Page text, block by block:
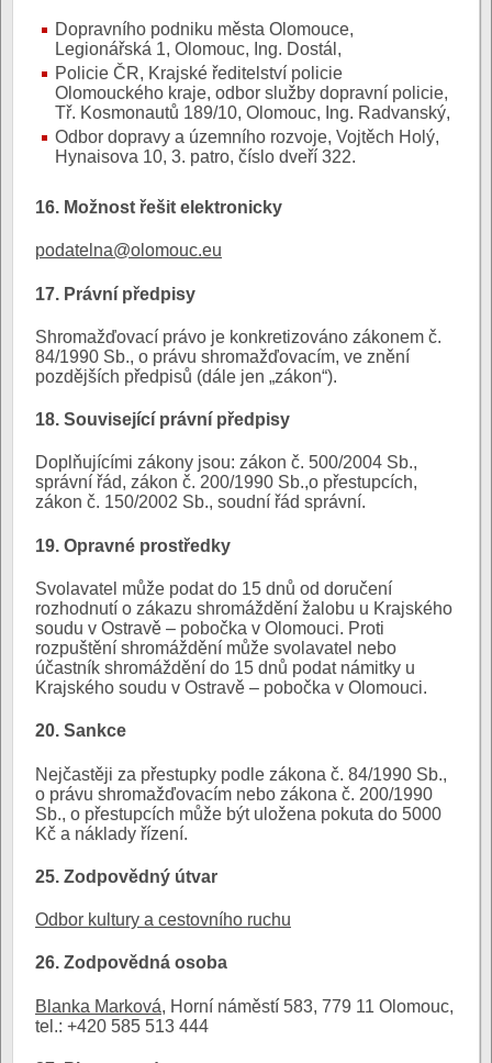
Dopravního podniku města Olomouce,
Legionářská 1, Olomouc, Ing. Dostál,
Policie ČR, Krajské ředitelství policie
Olomouckého kraje, odbor služby dopravní policie,
Tř. Kosmonautů 189/10, Olomouc, Ing. Radvanský,
Odbor dopravy a územního rozvoje, Vojtěch Holý,
Hynaisova 10, 3. patro, číslo dveří 322.
16. Možnost řešit elektronicky
podatelna@olomouc.eu
17. Právní předpisy
Shromažďovací právo je konkretizováno zákonem č.
84/1990 Sb., o právu shromažďovacím, ve znění
pozdějších předpisů (dále jen „zákon“).
18. Související právní předpisy
Doplňujícími zákony jsou: zákon č. 500/2004 Sb.,
správní řád, zákon č. 200/1990 Sb.,o přestupcích,
zákon č. 150/2002 Sb., soudní řád správní.
19. Opravné prostředky
Svolavatel může podat do 15 dnů od doručení
rozhodnutí o zákazu shromáždění žalobu u Krajského
soudu v Ostravě – pobočka v Olomouci. Proti
rozpuštění shromáždění může svolavatel nebo
účastník shromáždění do 15 dnů podat námitky u
Krajského soudu v Ostravě – pobočka v Olomouci.
20. Sankce
Nejčastěji za přestupky podle zákona č. 84/1990 Sb.,
o právu shromažďovacím nebo zákona č. 200/1990
Sb., o přestupcích může být uložena pokuta do 5000
Kč a náklady řízení.
25. Zodpovědný útvar
Odbor kultury a cestovního ruchu
26. Zodpovědná osoba
Blanka Marková, Horní náměstí 583, 779 11 Olomouc,
tel.: +420 585 513 444